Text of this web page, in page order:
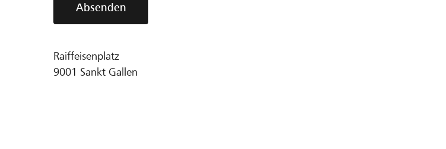
Absenden
Raiffeisenplatz
9001 Sankt Gallen